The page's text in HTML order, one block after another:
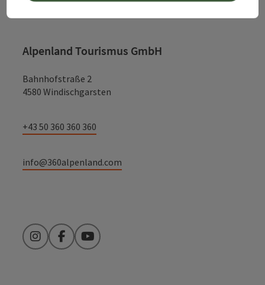
Alpenland Tourismus GmbH
Bahnhofstraße 2
4580 Windischgarsten
+43 50 360 360 360
info@360alpenland.com
InstagramFacebookYouTube